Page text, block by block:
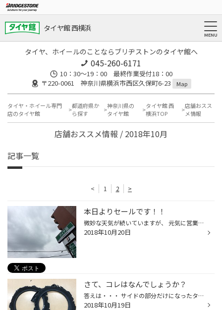
タイヤ館 西横浜
タイヤ、ホイールのことならブリヂストンのタイヤ館へ
045-260-6171
10：30～19：00 最終作業受付18：00
〒220-0061 神奈川県横浜市西区久保町6-23
Map
タイヤ・ホイール専門
店のタイヤ館
都道府県か
ら探す
神奈川県の
タイヤ館
タイヤ館 西
横浜TOP
店舗おスス
メ情報
店舗おススメ情報 / 2018年10月
記事一覧
< 1 2 >
本日よりセールです！！
微妙な天気が続いていますが、 元気に営業しています 「スタッドレス大商談会」スタートです 冬の準備はお済ですか？ 早め早めがいいですよっwww 皆さま、ぜひお立ち寄り下さい！
2018年10月20日
さて、コレはなんでしょうか？
答えは・・・ サイドの部分だけになったタイヤです！ 高速を走られていて、パンクに気がついたそうですが、 停めて交換するのも危険な為、そのまま走り続けたそうです 結果・・・ 事故にならずに、本当に良かったです ここまで来ると、原因はさすがにわかりません パンクだけでなく、空気圧が低い状...
2018年10月19日